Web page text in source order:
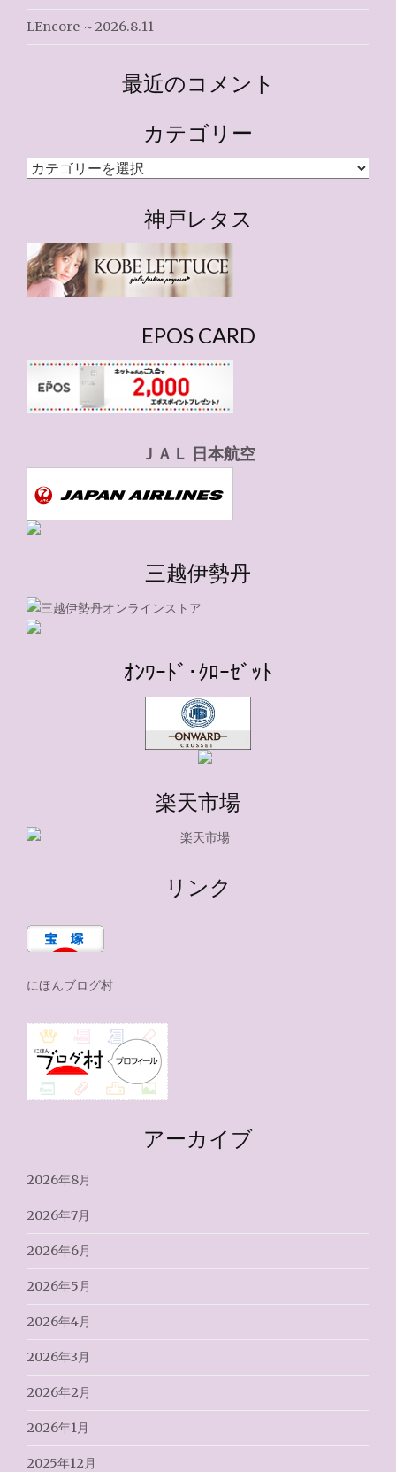
LEncore ～2026.8.11
最近のコメント
カテゴリー
カ
ー
神戸レタス
EPOS CARD
ＪＡＬ 日本航空
三越伊勢丹
ｵﾝﾜｰﾄﾞ･ｸﾛｰｾﾞｯﾄ
楽天市場
リンク
にほんブログ村
アーカイブ
2026年8月
2026年7月
2026年6月
2026年5月
2026年4月
2026年3月
2026年2月
2026年1月
2025年12月